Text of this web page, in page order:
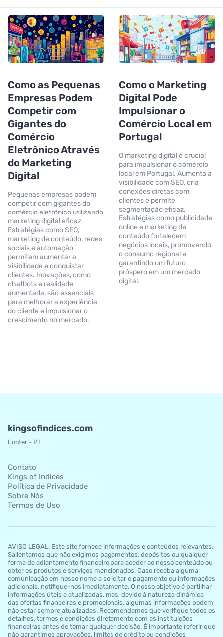
Como as Pequenas
Empresas Podem
Competir com
Gigantes do
Comércio
Eletrônico Através
do Marketing
Digital
Pequenas empresas podem
competir com gigantes do
comércio eletrônico utilizando
marketing digital eficaz.
Estratégias como SEO,
marketing de conteúdo, redes
sociais e automação
permitem aumentar a
visibilidade e conquistar
clientes. Inovações, como
chatbots e realidade
aumentada, são essenciais
para melhorar a experiência
do cliente e impulsionar o
crescimento no mercado.
Como o Marketing
Digital Pode
Impulsionar o
Comércio Local em
Portugal
O marketing digital é crucial
para impulsionar o comércio
local em Portugal. Aumenta a
visibilidade com SEO, cria
conexões diretas com
clientes e permite
segmentação eficaz.
Estratégias como publicidade
online e marketing de
conteúdo fortalecem
negócios locais, promovendo
o consumo regional e
garantindo um futuro
próspero em um mercado
digital.
kingsofindices.com
Footer - PT
Contato
Kings of Indices
Política de Privacidade
Sobre Nós
Termos de Uso
AVISO LEGAL: Este site fornece informações e conteúdos relevantes.
Salientamos que não exigimos pagamentos, depósitos ou qualquer
forma de adiantamento financeiro para aceder ao nosso conteúdo ou
obter os produtos e serviços mencionados. Caso receba alguma
comunicação em nosso nome a solicitar o pagamento ou informações
adicionais, notifique-nos imediatamente. O nosso objetivo é partilhar
informações úteis e atualizadas, mas, devido à natureza dinâmica
das ofertas financeiras e promocionais, algumas informações podem
não estar sempre atualizadas. Recomendamos que verifique todos os
detalhes, termos e condições diretamente com as instituições
financeiras antes de tomar qualquer decisão. É importante referir que
não garantimos aprovações, limites de crédito ou condições